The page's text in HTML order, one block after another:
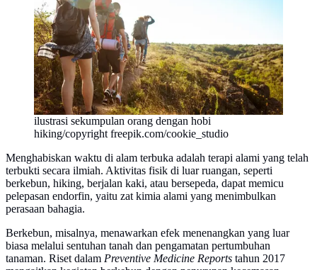
ilustrasi sekumpulan orang dengan hobi
hiking/copyright freepik.com/cookie_studio
Menghabiskan waktu di alam terbuka adalah terapi alami yang telah
terbukti secara ilmiah. Aktivitas fisik di luar ruangan, seperti
berkebun, hiking, berjalan kaki, atau bersepeda, dapat memicu
pelepasan endorfin, yaitu zat kimia alami yang menimbulkan
perasaan bahagia.
Berkebun, misalnya, menawarkan efek menenangkan yang luar
biasa melalui sentuhan tanah dan pengamatan pertumbuhan
tanaman. Riset dalam Preventive Medicine Reports tahun 2017